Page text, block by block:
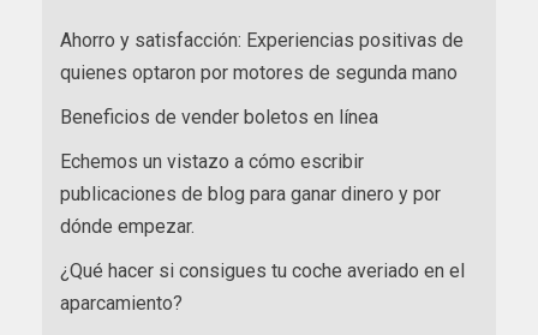
Ahorro y satisfacción: Experiencias positivas de
quienes optaron por motores de segunda mano
Beneficios de vender boletos en línea
Echemos un vistazo a cómo escribir
publicaciones de blog para ganar dinero y por
dónde empezar.
¿Qué hacer si consigues tu coche averiado en el
aparcamiento?